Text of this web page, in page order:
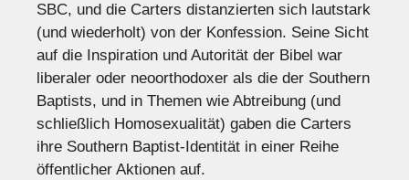
SBC, und die Carters distanzierten sich lautstark
(und wiederholt) von der Konfession. Seine Sicht
auf die Inspiration und Autorität der Bibel war
liberaler oder neoorthodoxer als die der Southern
Baptists, und in Themen wie Abtreibung (und
schließlich Homosexualität) gaben die Carters
ihre Southern Baptist-Identität in einer Reihe
öffentlicher Aktionen auf.